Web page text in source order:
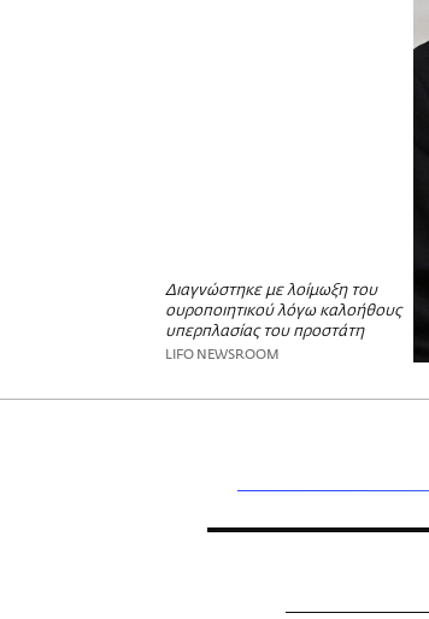
Διαγνώστηκε με λοίμωξη του
ουροποιητικού λόγω καλοήθους
υπερπλασίας του προστάτη
LIFO NEWSROOM